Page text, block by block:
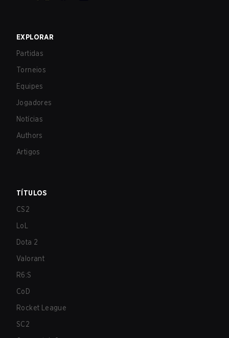
EXPLORAR
Partidas
Torneios
Equipes
Jogadores
Notícias
Authors
Artigos
TÍTULOS
CS2
LoL
Dota 2
Valorant
R6:S
CoD
Rocket League
SC2